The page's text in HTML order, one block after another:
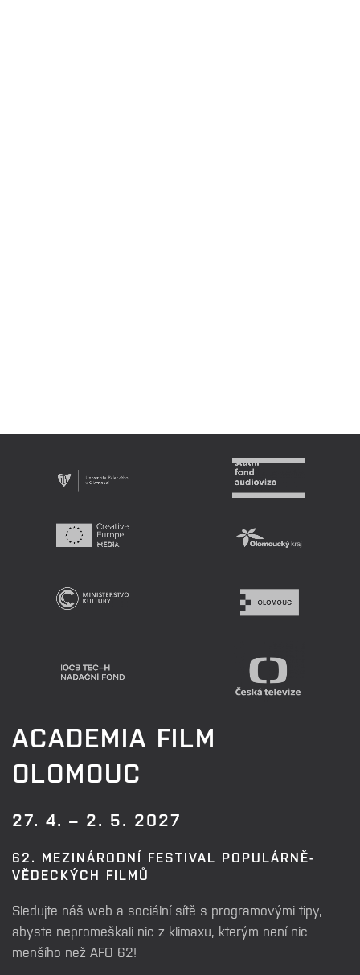
ACADEMIA FILM
OLOMOUC
27. 4. – 2. 5. 2027
62. MEZINÁRODNÍ FESTIVAL POPULÁRNĚ-
VĚDECKÝCH FILMŮ
Sledujte náš web a sociální sítě s programovými tipy,
abyste nepromeškali nic z klimaxu, kterým není nic
menšího než AFO 62!